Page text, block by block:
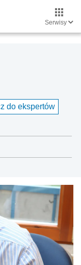
Serwisy
do ekspertów